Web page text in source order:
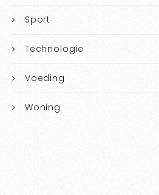
Sport
Technologie
Voeding
Woning